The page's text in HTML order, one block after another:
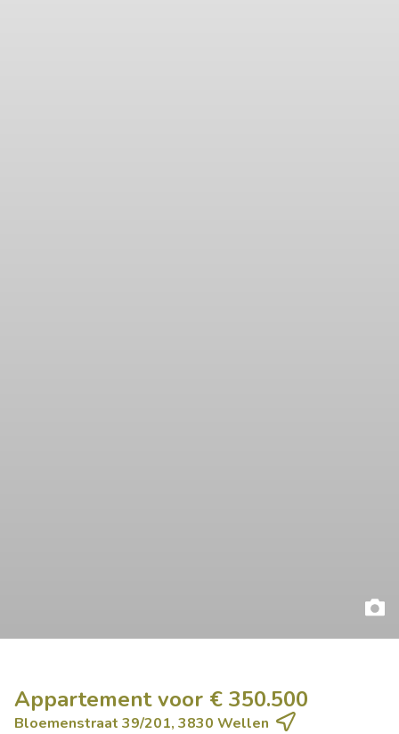
Appartement voor € 350.500
Bloemenstraat 39/201, 3830 Wellen